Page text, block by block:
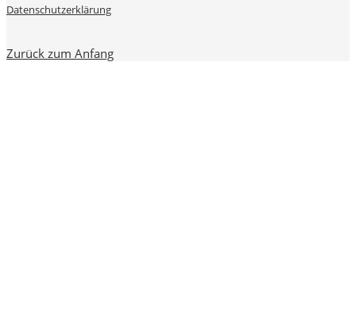
Datenschutzerklärung
Zurück zum Anfang